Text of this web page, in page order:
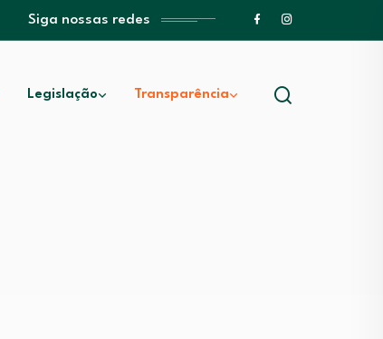
Siga nossas redes
Legislação Transparência